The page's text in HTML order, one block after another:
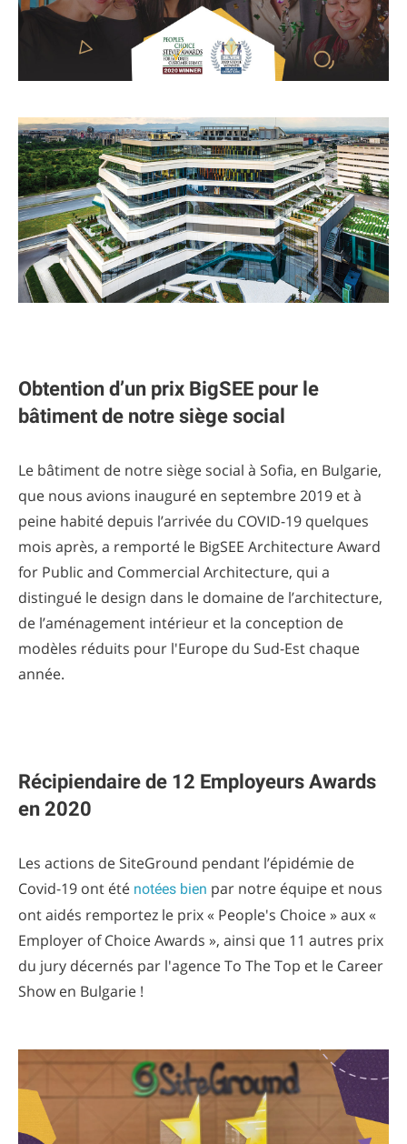
Obtention d’un prix BigSEE pour le
bâtiment de notre siège social
Le bâtiment de notre siège social à Sofia, en Bulgarie,
que nous avions inauguré en septembre 2019 et à
peine habité depuis l’arrivée du COVID-19 quelques
mois après, a remporté le BigSEE Architecture Award
for Public and Commercial Architecture, qui a
distingué le design dans le domaine de l’architecture,
de l’aménagement intérieur et la conception de
modèles réduits pour l'Europe du Sud-Est chaque
année.
Récipiendaire de 12 Employeurs Awards
en 2020
Les actions de SiteGround pendant l’épidémie de
Covid-19 ont été notées bien par notre équipe et nous
ont aidés remportez le prix « People's Choice » aux «
Employer of Choice Awards », ainsi que 11 autres prix
du jury décernés par l'agence To The Top et le Career
Show en Bulgarie !